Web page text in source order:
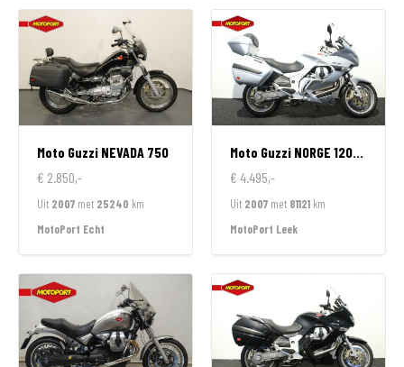
Moto Guzzi NEVADA 750
€ 2.850,-
Uit 2007 met 25240 km
MotoPort Echt
Moto Guzzi NORGE 1200 GT
€ 4.495,-
Uit 2007 met 81121 km
MotoPort Leek